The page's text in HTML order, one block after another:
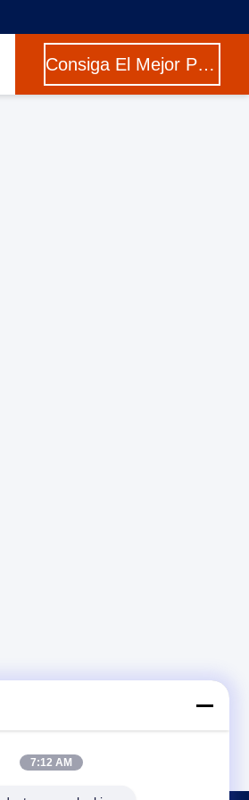
Consiga El Mejor Precio
7:12 AM